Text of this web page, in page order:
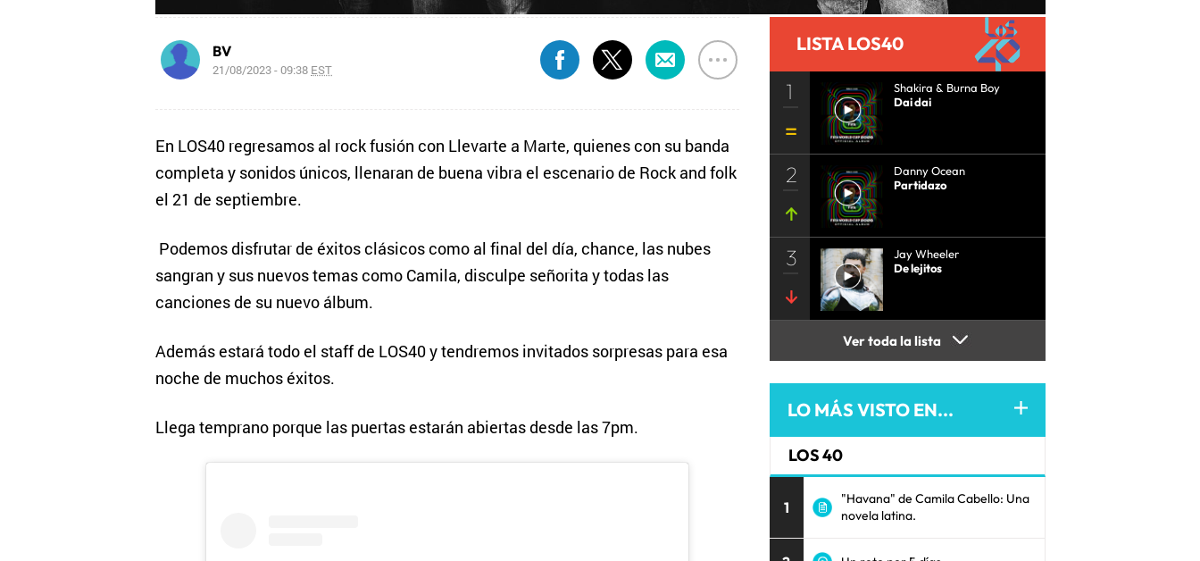
BV
21/08/2023 - 09:38 EST
En LOS40 regresamos al rock fusión con Llevarte a Marte, quienes con su banda
completa y sonidos únicos, llenaran de buena vibra el escenario de Rock and folk
el 21 de septiembre.
Podemos disfrutar de éxitos clásicos como al final del día, chance, las nubes
sangran y sus nuevos temas como Camila, disculpe señorita y todas las
canciones de su nuevo álbum.
Además estará todo el staff de LOS40 y tendremos invitados sorpresas para esa
noche de muchos éxitos.
Llega temprano porque las puertas estarán abiertas desde las 7pm.
LISTA LOS40
1
Shakira & Burna Boy
Dai dai
2
Danny Ocean
Partidazo
3
Jay Wheeler
De lejitos
Ver toda la lista
LO MÁS VISTO EN...
LOS 40
1
"Havana" de Camila Cabello: Una
novela latina.